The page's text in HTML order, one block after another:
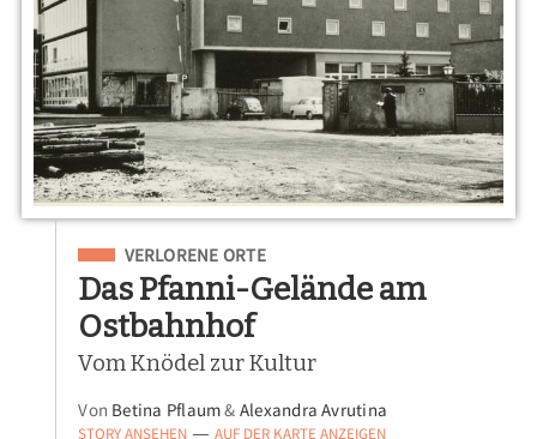
Eingeordnet unter
VERLORENE ORTE
Das Pfanni-Gelände am
Ostbahnhof
Vom Knödel zur Kultur
Von Betina Pflaum& Alexandra Avrutina
STORY ANSEHEN — AUF DER KARTE ANZEIGEN